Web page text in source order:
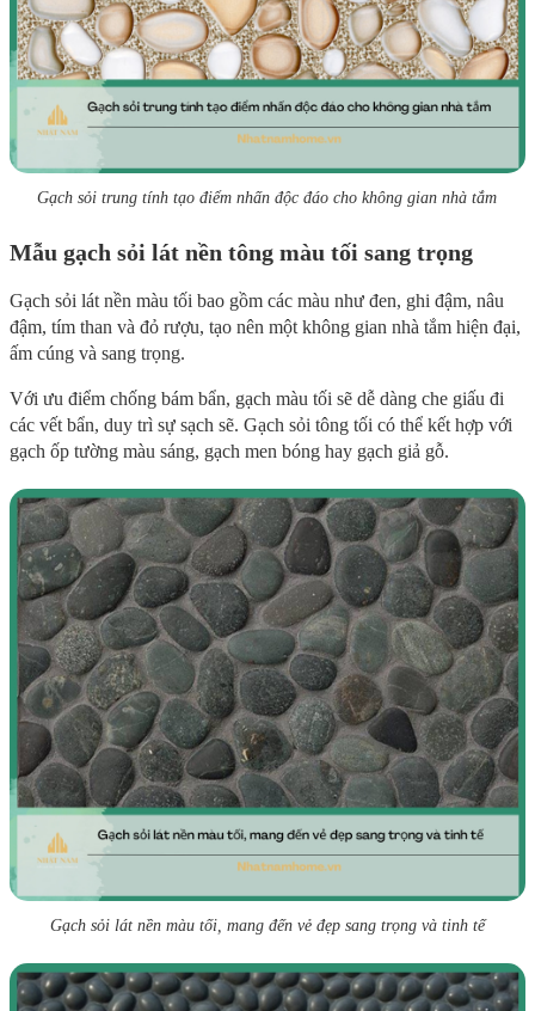
Gạch sỏi trung tính tạo điểm nhấn độc đáo cho không gian nhà tắm
Mẫu gạch sỏi lát nền tông màu tối sang trọng
Gạch sỏi lát nền màu tối bao gồm các màu như đen, ghi đậm, nâu
đậm, tím than và đỏ rượu, tạo nên một không gian nhà tắm hiện đại,
ấm cúng và sang trọng.
Với ưu điểm chống bám bẩn, gạch màu tối sẽ dễ dàng che giấu đi
các vết bẩn, duy trì sự sạch sẽ. Gạch sỏi tông tối có thể kết hợp với
gạch ốp tường màu sáng, gạch men bóng hay gạch giả gỗ.
Gạch sỏi lát nền màu tối, mang đến vẻ đẹp sang trọng và tinh tế